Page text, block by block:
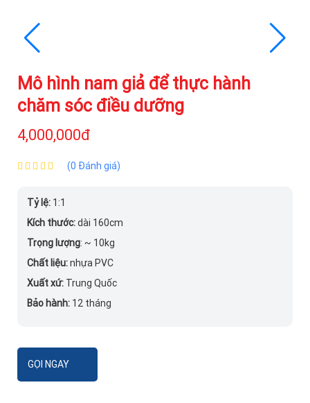
Mô hình nam giả để thực hành
chăm sóc điều dưỡng
4,000,000đ
(0 Đánh giá)
Tỷ lệ: 1:1
Kích thước:dài 160cm
Trọng lượng: ~ 10kg
Chất liệu:nhựa PVC
Xuất xứ: Trung Quốc
Bảo hành: 12 tháng
GỌI NGAY